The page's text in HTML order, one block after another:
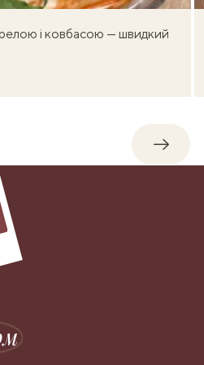
і ковбасою — швидкий